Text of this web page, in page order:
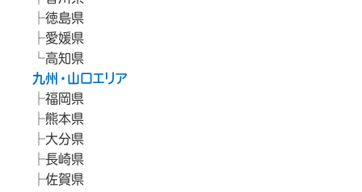
徳島県
愛媛県
高知県
九州・山口エリア
福岡県
熊本県
大分県
長崎県
佐賀県